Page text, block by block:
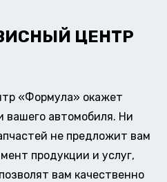
ЦЕНТР
«Формула» окажет
вашего автомобиля. Ни
не предложит вам
продукции и услуг,
вам качественно